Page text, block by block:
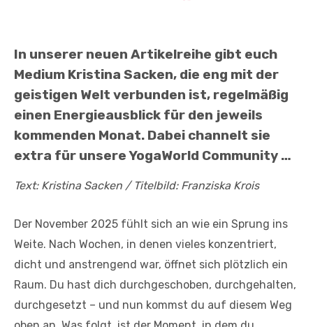
In unserer neuen Artikelreihe gibt euch
Medium Kristina Sacken, die eng mit der
geistigen Welt verbunden ist, regelmäßig
einen Energieausblick für den jeweils
kommenden Monat. Dabei channelt sie
extra für unsere YogaWorld Community …
Text: Kristina Sacken / Titelbild: Franziska Krois
Der November 2025 fühlt sich an wie ein Sprung ins
Weite. Nach Wochen, in denen vieles konzentriert,
dicht und anstrengend war, öffnet sich plötzlich ein
Raum. Du hast dich durchgeschoben, durchgehalten,
durchgesetzt – und nun kommst du auf diesem Weg